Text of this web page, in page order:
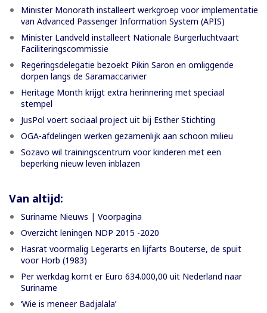
Minister Monorath installeert werkgroep voor implementatie
van Advanced Passenger Information System (APIS)
Minister Landveld installeert Nationale Burgerluchtvaart
Faciliteringscommissie
Regeringsdelegatie bezoekt Pikin Saron en omliggende
dorpen langs de Saramaccarivier
Heritage Month krijgt extra herinnering met speciaal
stempel
JusPol voert sociaal project uit bij Esther Stichting
OGA-afdelingen werken gezamenlijk aan schoon milieu
Sozavo wil trainingscentrum voor kinderen met een
beperking nieuw leven inblazen
Van altijd:
Suriname Nieuws | Voorpagina
Overzicht leningen NDP 2015 -2020
Hasrat voormalig Legerarts en lijfarts Bouterse, de spuit
voor Horb (1983)
Per werkdag komt er Euro 634.000,00 uit Nederland naar
Suriname
‘Wie is meneer Badjalala’